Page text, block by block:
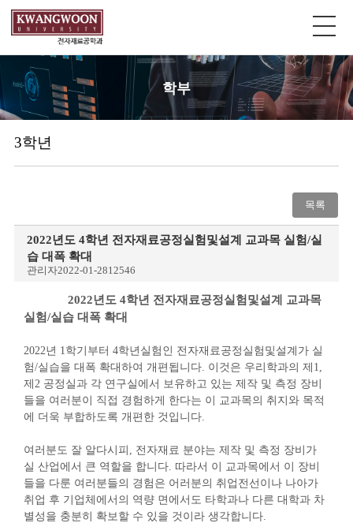
학부
3학년
목록
2022년도 4학년 전자재료공정실험및설계 교과목 실험/실
습 대폭 확대
관리자2022-01-2812546
2022년도 4학년 전자재료공정실험및설계 교과목
실험/실습 대폭 확대
2022년 1학기부터 4학년실험인 전자재료공정실험및설계가 실
험/실습을 대폭 확대하여 개편됩니다. 이것은 우리학과의 제 1,
제 2 공정실과 각 연구실에서 보유하고 있는 제작 및 측정 장비
들을 여러분이 직접 경험하게 한다는 이 교과목의 취지와 목적
에 더욱 부합하도록 개편한 것입니다.
여러분도 잘 알다시피 , 전자재료 분야는 제작 및 측정 장비가
실 산업에서 큰 역할을 합니다. 따라서 이 교과목에서 이 장비
들을 다룬 여러분들의 경험은 어러분의 취업전선이나 나아가
취업 후 기업체에서의 역량 면에서도 타학과나 다른 대학과 차
별성을 충분히 확보할 수 있을 것이라 생각합니다.